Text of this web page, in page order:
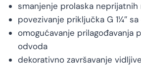
smanjenje prolaska neprijatnih
povezivanje priključka G 1¼″
omogućavanje prilagođavanja
odvoda
dekorativno završavanje